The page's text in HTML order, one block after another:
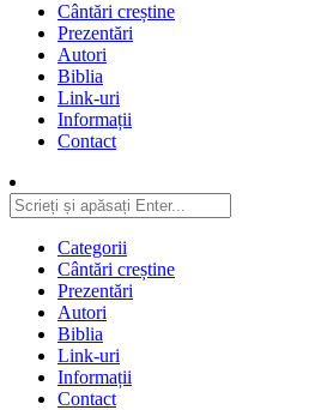
Cântări creștine
Prezentări
Autori
Biblia
Link-uri
Informații
Contact
Categorii
Cântări creștine
Prezentări
Autori
Biblia
Link-uri
Informații
Contact